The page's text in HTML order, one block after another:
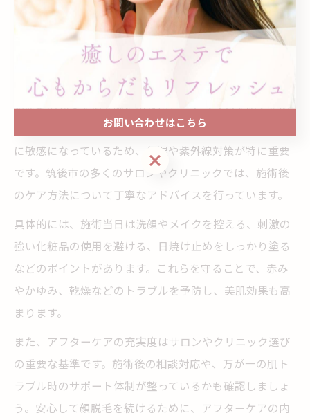
雰囲気やスタッフの対応を自分の目で確認しましょう。
顔脱毛と脱毛後に必要なアフターケアの重要
顔脱毛の効果を最大限に引き出し、トラブルを防ぐため
にはアフターケアが欠かせません。脱毛後の肌は一時的
に敏感になっているため、保湿や紫外線対策が特に重要
です。筑後市の多くのサロンやクリニックでは、施術後
のケア方法について丁寧なアドバイスを行っています。
具体的には、施術当日は洗顔やメイクを控える、刺激の
強い化粧品の使用を避ける、日焼け止めをしっかり塗る
などのポイントがあります。これらを守ることで、赤み
やかゆみ、乾燥などのトラブルを予防し、美肌効果も高
まります。
また、アフターケアの充実度はサロンやクリニック選び
の重要な基準です。施術後の相談対応や、万が一の肌ト
ラブル時のサポート体制が整っているかも確認しましょ
う。安心して顔脱毛を続けるために、アフターケアの内
お問い合わせはこちら
お問い合わせはこちら